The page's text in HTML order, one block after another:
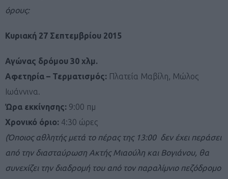
όρους:
Κυριακή 27 Σεπτεμβρίου 2015
Αγώνας δρόμου 30 χλμ.
Αφετηρία – Τερματισμός: Πλατεία Μαβίλη, Μώλος
Ιωάννινα.
Ώρα εκκίνησης: 9:00 πμ
Χρονικό όριο: 4:30 ώρες
(Όποιος αθλητής μετά το πέρας της 13:00 δεν έχει περάσει
από την διασταύρωση Ακτής Μιαούλη και Βογιάνου, θα
συνεχίζει την διαδρομή του από τον παραλίμνιο πεζόδρομο